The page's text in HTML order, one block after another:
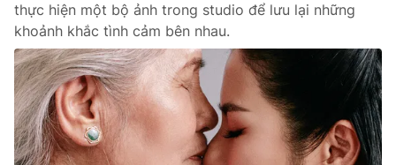
thực hiện một bộ ảnh trong studio để lưu lại những
khoảnh khắc tình cảm bên nhau.